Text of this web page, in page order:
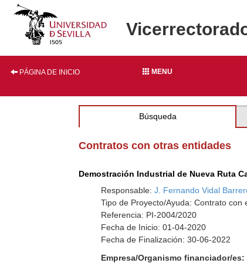
PÁGINA DE INICIO MENU
Búsqueda
Contratos con otras entidades
Demostración Industrial de Nueva Ruta
Responsable:J. Fernando Vidal
Tipo de Proyecto/Ayuda: Contrato con
Referencia: PI-2004/2020
Fecha de Inicio: 01-04-2020
Fecha de Finalización: 30-06-2022
Empresa/Organismo financiador/es: